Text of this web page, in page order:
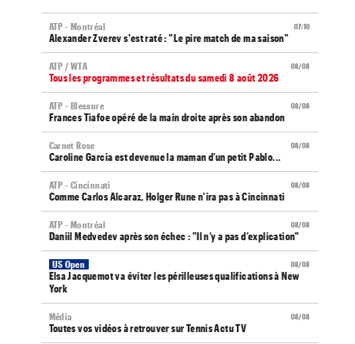
07:10
ATP - Montréal
Alexander Zverev s'est raté : "Le pire match de ma saison"
08/08
ATP / WTA
Tous les programmes et résultats du samedi 8 août 2026
08/08
ATP - Blessure
Frances Tiafoe opéré de la main droite après son abandon
08/08
Carnet Rose
Caroline Garcia est devenue la maman d’un petit Pablo...
08/08
ATP - Cincinnati
Comme Carlos Alcaraz, Holger Rune n'ira pas à Cincinnati
08/08
ATP - Montréal
Daniil Medvedev après son échec : "Il n’y a pas d’explication"
08/08
US Open
Elsa Jacquemot va éviter les périlleuses qualifications à New
York
08/08
Média
Toutes vos vidéos à retrouver sur Tennis Actu TV